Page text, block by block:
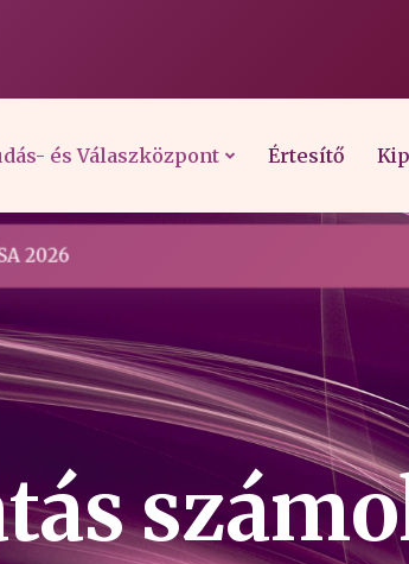
és Válaszközpont Értesítő
2026